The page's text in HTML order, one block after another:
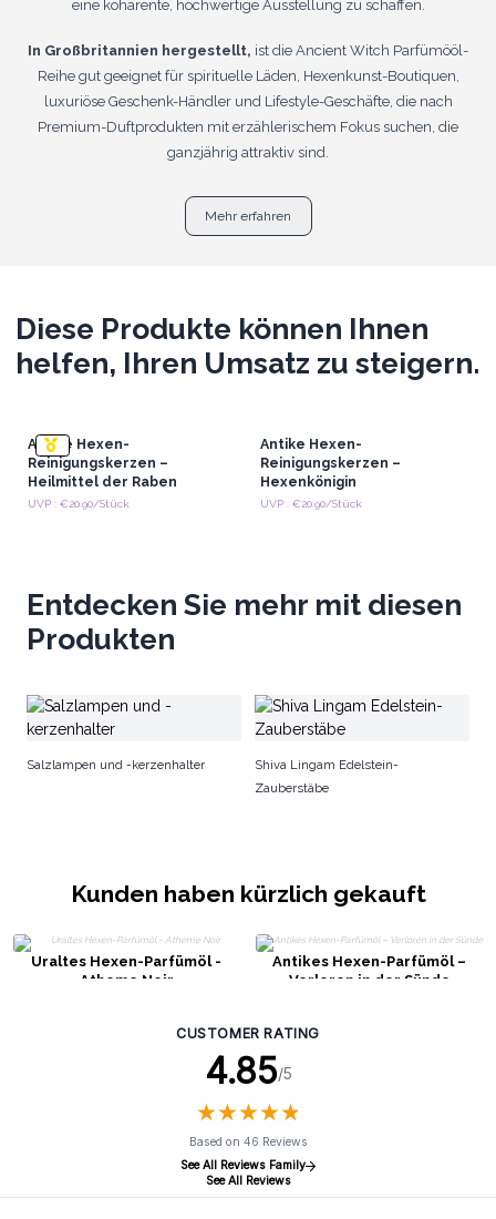
eine kohärente, hochwertige Ausstellung zu schaffen.
In Großbritannien hergestellt, ist die Ancient Witch Parfümööl-
Reihe gut geeignet für spirituelle Läden, Hexenkunst-Boutiquen,
luxuriöse Geschenk-Händler und Lifestyle-Geschäfte, die nach
Premium-Duftprodukten mit erzählerischem Fokus suchen, die
ganzjährig attraktiv sind.
Mehr erfahren
Diese Produkte können Ihnen
helfen, Ihren Umsatz zu steigern.
Antike Hexen-
Reinigungskerzen –
Heilmittel der Raben
UVP : €20.90/Stück
Antike Hexen-
Reinigungskerzen –
Hexenkönigin
UVP : €20.90/Stück
Entdecken Sie mehr mit diesen
Produkten
Salzlampen und -kerzenhalter
Shiva Lingam Edelstein-
Zauberstäbe
Kunden haben kürzlich gekauft
Uraltes Hexen-Parfümöl -
Atheme Noir
Antikes Hexen-Parfümöl –
Verloren in der Sünde
CUSTOMER RATING
4.85/5
★★★★★
★★★★★
Based on 46 Reviews
See All Reviews Family
See All Reviews